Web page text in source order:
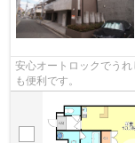
安心オートロックでう
も便利です。